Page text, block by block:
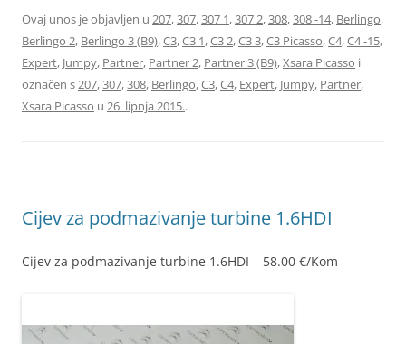
Ovaj unos je objavljen u 207,307,307 1,307 2,308,308 -14, Berlingo,
Berlingo 2, Berlingo 3 (B9),C3,C3 1,C3 2,C3 3,C3 Picasso,C4,C4 -15,
Expert, Jumpy, Partner, Partner 2, Partner 3 (B9),Xsara Picasso i
označen s207,307,308, Berlingo,C3,C4, Expert, Jumpy, Partner,
Xsara Picasso u 26. lipnja 2015..
Cijev za podmazivanje turbine 1.6HDI
Cijev za podmazivanje turbine 1.6HDI – 58.00 €/Kom